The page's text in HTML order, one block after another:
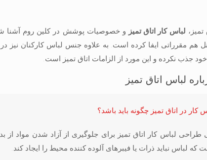
لباس کار اتاق تمیز و خصوصیات پوشش در کلین روم آشنا
مقرراتی ایفا کرده است. به علاوه جنس لباس کارکنان نیز در
جذب نکرده و این مورد از الزامات اتاق تمیز است.
لباس اتاق تمیز
در اتاق تمیز چگونه باید باشد؟
طراحی لباس کار اتاق تمیز برای جلوگیری از آزاد شدن مواد از
لباس نباید ذرات یا فیبرهای آلوده کننده محیط را ایجاد کند.